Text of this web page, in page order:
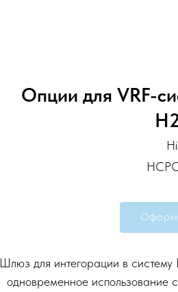
Опции для VRF-
Шлюз для интегорации в
одновременное использование